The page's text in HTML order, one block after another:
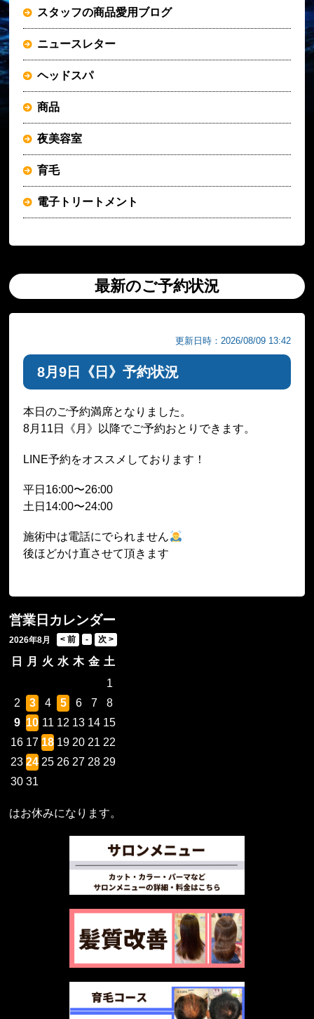
スタッフの商品愛用ブログ
ニュースレター
ヘッドスパ
商品
夜美容室
育毛
電子トリートメント
最新のご予約状況
更新日時：2026/08/09 13:42
8月9日《日》予約状況
本日のご予約満席となりました。
8月11日《月》以降でご予約おとりできます。
LINE予約をオススメしております！
平日16:00〜26:00
土日14:00〜24:00
施術中は電話にでられません
後ほどかけ直させて頂きます
営業日カレンダー
2026年8月
日 月 火 水 木 金 土
1
2
3 4 5 6 7
8
9 10 11 12 13 14 15
16 17 18 19 20 21 22
23 24 25 26 27 28 29
30 31
はお休みになります。